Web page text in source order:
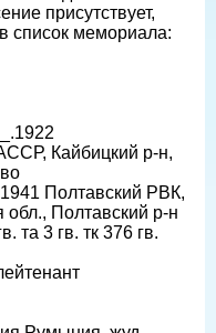
присутствует,
список мемориала:
Кайбицкий р-н,
Полтавский РВК,
Полтавский р-н
та 3 гв. тк 376 гв.